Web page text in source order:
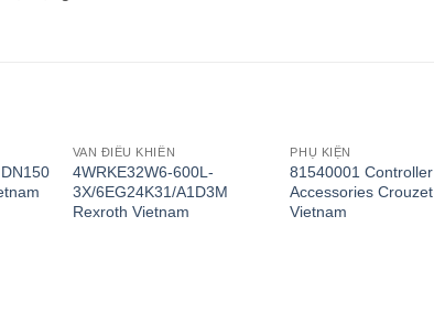
VAN ĐIỀU KHIỂN
4WRKE32W6-600L-
3X/6EG24K31/A1D3M
Rexroth Vietnam
PHỤ KIỆN
81540001 Controller
Accessories Crouzet
Vietnam